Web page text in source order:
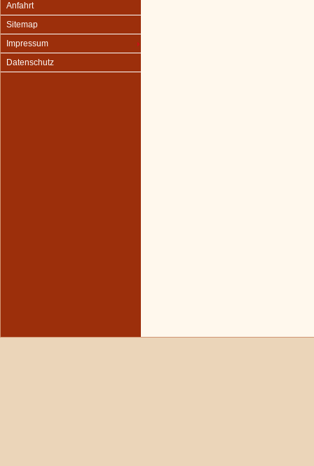
Anfahrt
Sitemap
Impressum
Datenschutz